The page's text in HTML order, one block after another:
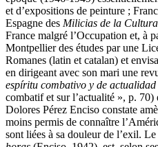
et d’expositions de peinture ;
Espagne des Milicias de la Cultura
France malgré l’Occupation et, à
Montpellier des études par une
Romanes (latin et catalan) et
en dirigeant avec son mari une
espíritu combativo y de actualidad
combatif et sur l’actualité », p.
Dolores Pérez Enciso constate
moins permis de connaître
sont liées à sa douleur de l’exil.